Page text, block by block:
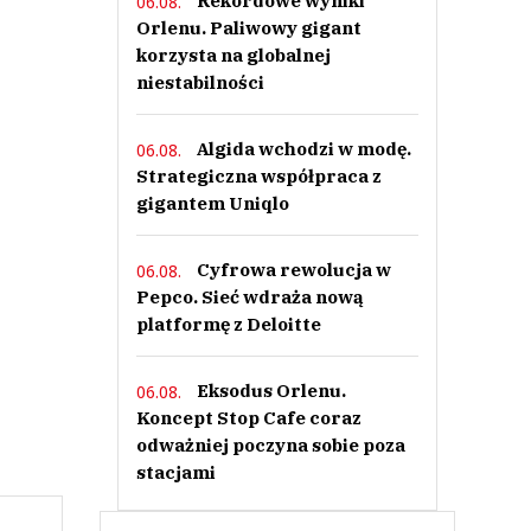
Orlenu. Paliwowy gigant
korzysta na globalnej
niestabilności
06.08.
Algida wchodzi w modę.
Strategiczna współpraca z
gigantem Uniqlo
06.08.
Cyfrowa rewolucja w
Pepco. Sieć wdraża nową
platformę z Deloitte
06.08.
Eksodus Orlenu.
Koncept Stop Cafe coraz
odważniej poczyna sobie poza
stacjami